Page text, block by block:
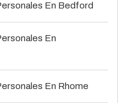
En Bedford
En
En Rhome